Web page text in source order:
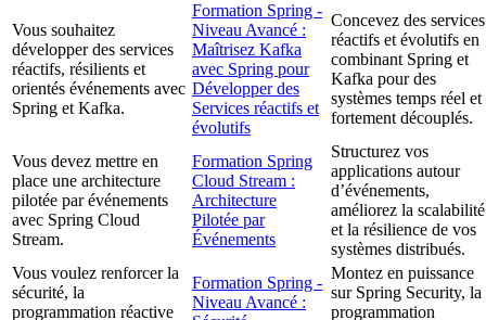
Vous souhaitez
développer des services
réactifs, résilients et
orientés événements avec
Spring et Kafka.
Formation Spring -
Niveau Avancé :
Maîtrisez Kafka
avec Spring pour
Développer des
Services réactifs et
évolutifs
Concevez des services
réactifs et évolutifs en
combinant Spring et
Kafka pour des
systèmes temps réel et
fortement découplés.
Vous devez mettre en
place une architecture
pilotée par événements
avec Spring Cloud
Stream.
Formation Spring
Cloud Stream :
Architecture
Pilotée par
Événements
Structurez vos
applications autour
d’événements,
améliorez la scalabilité
et la résilience de vos
systèmes distribués.
Vous voulez renforcer la
sécurité, la
programmation réactive
Formation Spring -
Niveau Avancé :
Montez en puissance
sur Spring Security, la
programmation